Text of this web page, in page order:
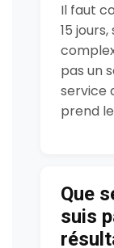
Il faut
15
pas un
service
prend
Que
suis